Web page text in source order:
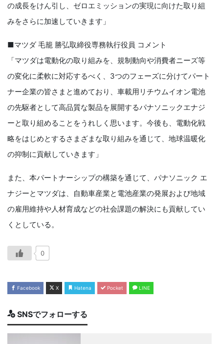
の成長をけん引し、ゼロエミッションの実現に向けた取り組
みをさらに加速していきます」
■マツダ 毛籠 勝弘取締役専務執行役員 コメント
「マツダは電動化の取り組みを、規制動向や消費者ニーズ等
の変化に柔軟に対応するべく、3つのフェーズに分けてパート
ナー企業の皆さまと進めており、車載用リチウムイオン電池
の先駆者として高品質な製品を展開するパナソニックエナジ
ーと取り組めることをうれしく思います。今後も、電動化戦
略をはじめとするさまざまな取り組みを通じて、地球温暖化
の抑制に貢献していきます」
また、本パートナーシップの構築を通じて、パナソニック エ
ナジーとマツダは、自動車産業と電池産業の発展および地域
の雇用維持や人材育成などの社会課題の解決にも貢献してい
くとしている。
0
Facebook X Hatena Pocket LINE
SNSでフォローする